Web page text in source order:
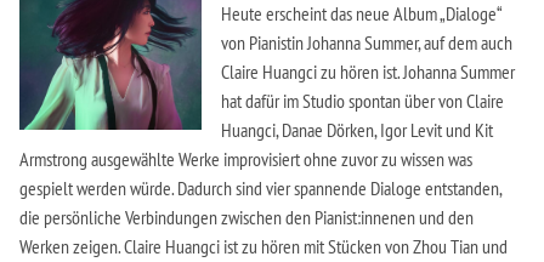
Heute erscheint das neue Album „Dialoge“
von Pianistin Johanna Summer, auf dem auch
Claire Huangci zu hören ist. Johanna Summer
hat dafür im Studio spontan über von Claire
Huangci, Danae Dörken, Igor Levit und Kit
Armstrong ausgewählte Werke improvisiert ohne zuvor zu wissen was
gespielt werden würde. Dadurch sind vier spannende Dialoge entstanden,
die persönliche Verbindungen zwischen den Pianist:innenen und den
Werken zeigen. Claire Huangci ist zu hören mit Stücken von Zhou Tian und